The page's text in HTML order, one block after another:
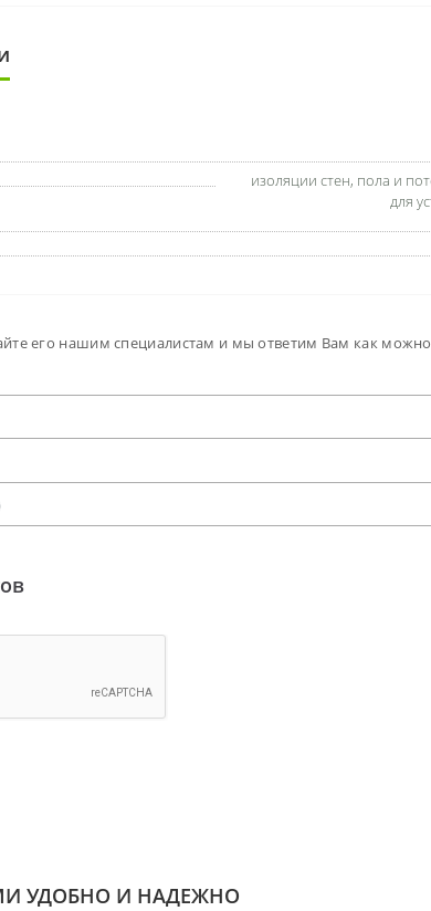
изоляции стен, пола и
для
его нашим специалистам и мы ответим Вам как
УДОБНО И НАДЕЖНО